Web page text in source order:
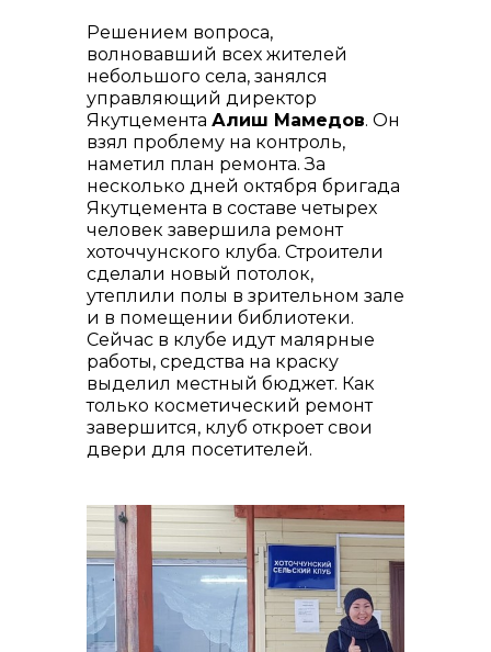
+7 (423) 234 50 50
info@vostokcement.ru
Решением вопроса,
волновавший всех жителей
небольшого села, занялся
управляющий директор
Якутцемента Алиш Мамедов. Он
взял проблему на контроль,
наметил план ремонта. За
несколько дней октября бригада
Якутцемента в составе четырех
человек завершила ремонт
хоточчунского клуба. Строители
сделали новый потолок,
утеплили полы в зрительном зале
и в помещении библиотеки.
Сейчас в клубе идут малярные
работы, средства на краску
выделил местный бюджет. Как
только косметический ремонт
завершится, клуб откроет свои
двери для посетителей.